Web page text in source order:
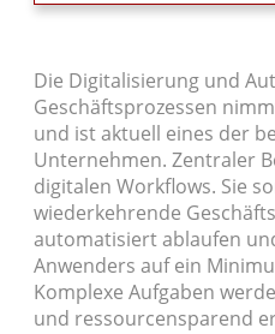
Die Digitalisierung und
Geschäftsprozessen
und ist aktuell eines der
Unternehmen. Zentraler
digitalen Workflows. Sie
wiederkehrende
automatisiert ablaufen
Anwenders auf ein
Komplexe Aufgaben
und ressourcensparend